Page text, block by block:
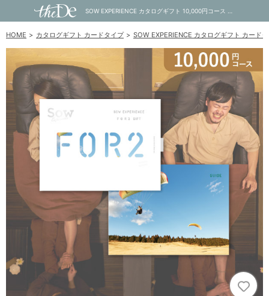
HOME カタログギフト カードタイプ SOW EXPERIENCE カタログギフト カード